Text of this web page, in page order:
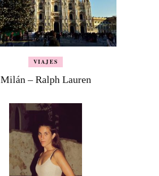
VIAJES
Milán – Ralph Lauren